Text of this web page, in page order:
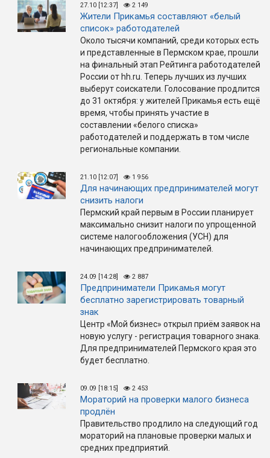
27.10 [12:37] 2 149
Жители Прикамья составляют «белый
список» работодателей
Около тысячи компаний, среди которых есть
и представленные в Пермском крае, прошли
на финальный этап Рейтинга работодателей
России от hh.ru. Теперь лучших из лучших
выберут соискатели. Голосование продлится
до 31 октября: у жителей Прикамья есть ещё
время, чтобы принять участие в
составлении «белого списка»
работодателей и поддержать в том числе
региональные компании.
21.10 [12:07] 1 956
Для начинающих предпринимателей могут
снизить налоги
Пермский край первым в России планирует
максимально снизит налоги по упрощенной
системе налогообложения (УСН) для
начинающих предпринимателей.
24.09 [14:28] 2 887
Предприниматели Прикамья могут
бесплатно зарегистрировать товарный
знак
Центр «Мой бизнес» открыл приём заявок на
новую услугу - регистрация товарного знака.
Для предпринимателей Пермского края это
будет бесплатно.
09.09 [18:15] 2 453
Мораторий на проверки малого бизнеса
продлён
Правительство продлило на следующий год
мораторий на плановые проверки малых и
средних предприятий.